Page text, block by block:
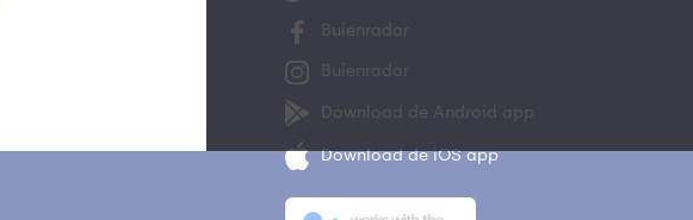
Buienradar
Buienradar
Download de Android app
Download de iOS app